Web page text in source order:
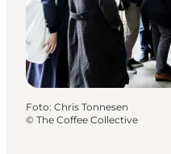
Foto: Chris Tonnesen
© The Coffee Collective